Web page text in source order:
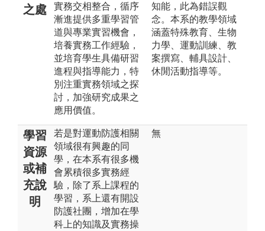
之處
實務交相整合，循序
漸進提供多重學習管
道與專業實習機會，
培養實務工作經驗，
並培育學生具備研習
進程與指導能力，特
別注重實務領域之探
討，加強研究成果之
應用價值。
知能，此為錯誤觀
念。本系的教學領域
涵蓋特殊教育、生物
力學、運動訓練、教
案撰寫、輔具設計、
休閒活動指導等。
學習
資源
或補
充說
明
若是對運動防護相關
領域很有興趣的同
學，在本系有很多機
會累積很多實務經
驗，除了系上課程的
學習，系上還有開設
防護社團，增加在學
科上的知識及實務操
無